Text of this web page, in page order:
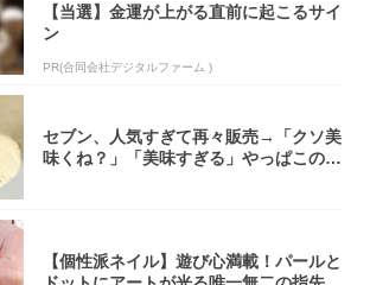
【当選】金運が上がる直前に起こるサイ
ン
PR(合同会社デジタルファーム )
セブン、人気すぎて再々販売→「クソ美
味くね？」「美味すぎる」やっぱこのク
【個性派ネイル】遊び心満載！パールと